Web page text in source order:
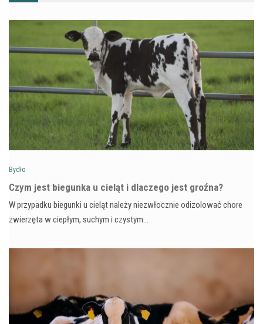
Bydło
Czym jest biegunka u cieląt i dlaczego jest groźna?
W przypadku biegunki u cieląt należy niezwłocznie odizolować chore
zwierzęta w ciepłym, suchym i czystym…